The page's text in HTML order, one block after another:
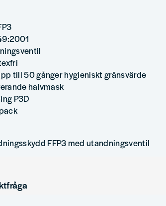
till 50 gånger hygieniskt gränsvärde
halvmask
P3D
FFP3 med utandningsventil